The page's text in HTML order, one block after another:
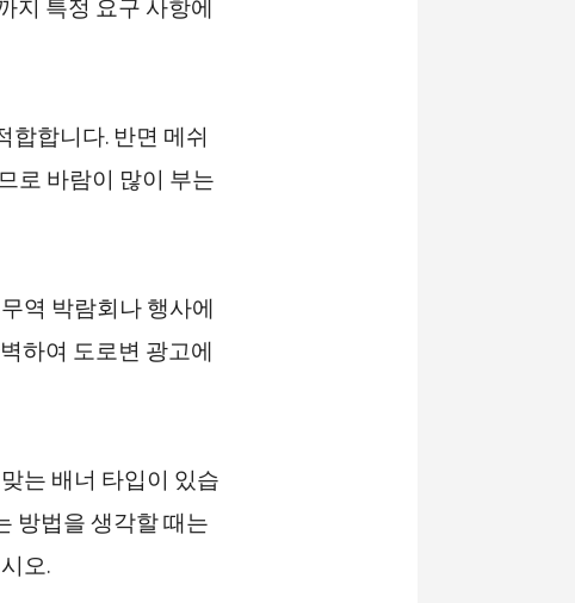
지 특정 요구 사항에
합니다. 반면 메쉬
로 바람이 많이 부는
역 박람회나 행사에
하여 도로변 광고에
는 배너 타입이 있습
방법을 생각할 때는
오.